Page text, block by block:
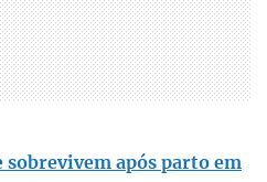
após parto em